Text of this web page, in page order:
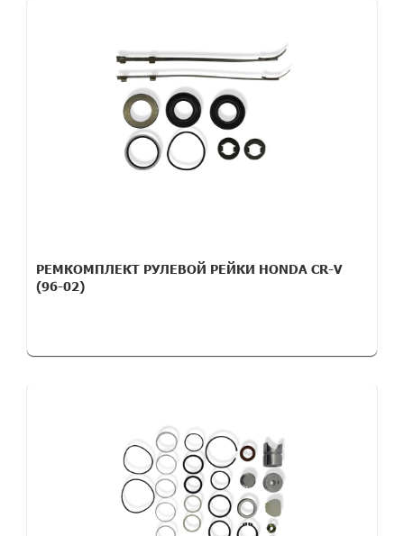
РЕМКОМПЛЕКТ РУЛЕВОЙ РЕЙКИ HONDA CR-V
(96-02)